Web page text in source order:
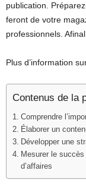
publication.
feront de votre
professionnels.
Plus d’information
Contenus de la
Comprendre
Élaborer un
Développer une
Mesurer le
d’affaires